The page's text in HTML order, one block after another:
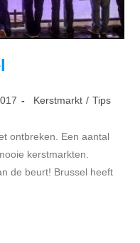
Berichtcategorie:
Kerstmarkt / Tips
ontbreken. Een aantal
kerstmarkten.
de beurt! Brussel heeft